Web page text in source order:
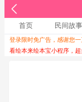
首页 民间故事
收起↑
登录限时免广告，感谢您
看绘本来绘本宝小程序，